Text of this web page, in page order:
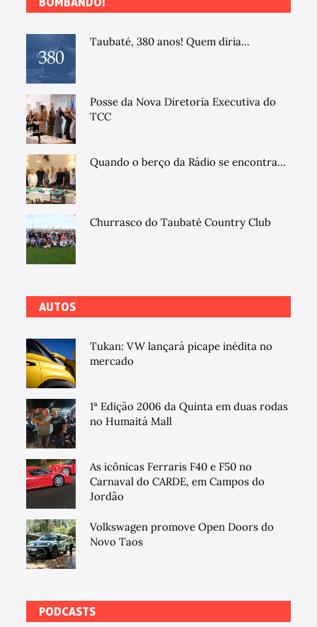
Taubaté, 380 anos! Quem diria...
Posse da Nova Diretoria Executiva do
TCC
Quando o berço da Rádio se encontra...
Churrasco do Taubaté Country Club
AUTOS
Tukan: VW lançará picape inédita no
mercado
1ª Edição 2006 da Quinta em duas rodas
no Humaitá Mall
As icônicas Ferraris F40 e F50 no
Carnaval do CARDE, em Campos do
Jordão
Volkswagen promove Open Doors do
Novo Taos
PODCASTS